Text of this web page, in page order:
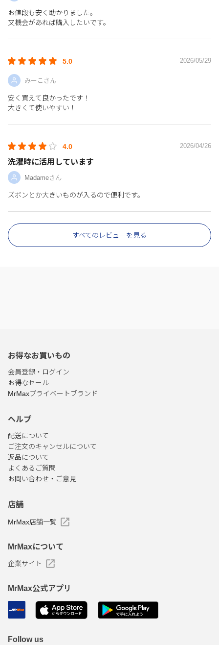
お値段も安く助かりました。
又機会があれば購入したいです。
5.0 2026/05/29
みーこさん
安く買えて良かったです！
大きくて使いやすい！
4.0 2026/04/26
洗濯時に活用しています
Madameさん
ズボンとか大きいものが入るので便利です。
すべてのレビューを見る
お得なお買いもの
会員登録・ログイン
お得なセール
MrMaxプライベートブランド
ヘルプ
配送について
ご注文のキャンセルについて
返品について
よくあるご質問
お問い合わせ・ご意見
店舗
MrMax店舗一覧
MrMaxについて
企業サイト
MrMax公式アプリ
Follow us